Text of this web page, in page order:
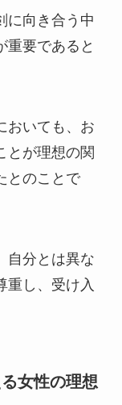
に向き合う中
重要であると
おいても、お
とが理想の関
とのことで
自分とは異な
重し、受け入
女性の理想